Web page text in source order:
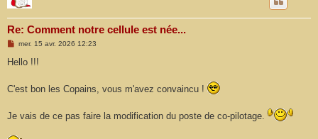
Re: Comment notre cellule est née...
M
s
e
mer. 15 avr. 2026 12:23
Hello !!!
C'est bon les Copains, vous m'avez convaincu !
Je vais de ce pas faire la modification du poste de co-pilotage.